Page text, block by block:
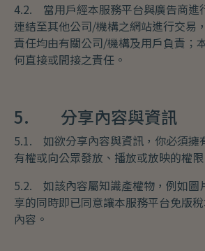
4.2. 當用戶經本服務平台與廣告商進
連結至其他公司/機構之網站進行交易
責任均由有關公司/機構及用戶負責；
何直接或間接之責任。
5. 分享內容與資訊
5.1. 如欲分享內容與資訊，你必須擁
有權或向公眾發放、播放或放映的權限
5.2. 如該內容屬知識產權物，例如圖
享的同時即已同意讓本服務平台免版
內容。